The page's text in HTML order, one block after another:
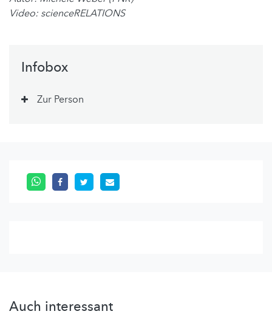
Video: scienceRELATIONS
Infobox
Zur Person
Auch interessant